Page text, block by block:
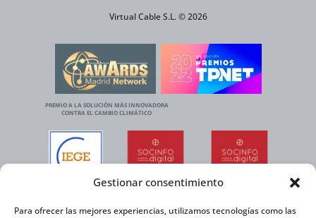
Gestionar consentimiento
Para ofrecer las mejores experiencias, utilizamos tecnologías como las
Virtual Cable S.L. © 2026
PREMIO A LA SOLUCIÓN MÁS INNOVADORA
CONTRA EL CAMBIO CLIMÁTICO